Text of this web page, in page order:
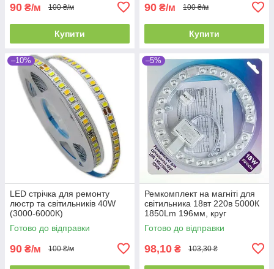
90 ₴/м 100 ₴/м
Купити
90 ₴/м 100 ₴/м
Купити
–10%
LED стрічка для ремонту
люстр та світильників 40W
(3000-6000К)
Готово до відправки
90 ₴/м 100 ₴/м
–5%
Ремкомплект на магніті для
світильника 18вт 220в 5000К
1850Lm 196мм, круг
Готово до відправки
98,10 ₴ 103,30 ₴